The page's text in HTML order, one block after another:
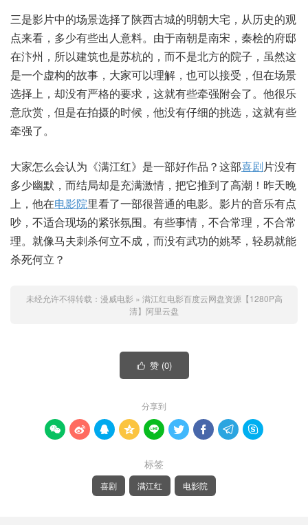
三是影片中的场景选择了陕西古城的明朝大宅，从历史的观
点来看，多少有些出人意料。由于南朝是南宋，秦桧的府邸
在汴州，所以建筑也是苏杭的，而不是北方的院子，虽然这
是一个虚构的故事，大家可以理解，也可以接受，但在场景
选择上，却没有严格的要求，这就有些牵强附会了。他很乐
意欣赏，但是在拍摄的时候，他没有仔细的挑选，这就有些
牵强了。
大家怎么会认为《满江红》是一部好作品？这部喜剧片没有
多少幽默，而结局却是充满激情，把它推到了高潮！昨天晚
上，他在电影院里看了一部很普通的电影。影片的音乐有点
吵，不适合现场的紧张氛围。有些事情，不合常理，不合常
理。就像马夫刺杀何立不成，而没有武功的姚琴，轻易就能
杀死何立？
未经允许不得转载： 漫威电影 » 满江红电影百度云网盘资源【1280P高
清】阿里云盘
 赞 (0)
分享到
        
标签
喜剧 满江红 电影院